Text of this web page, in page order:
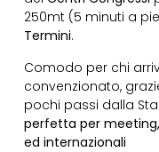
250mt (5 minuti a
Termini.
Comodo per chi
convenzionato,
pochi passi dalla
perfetta per
ed internazionali